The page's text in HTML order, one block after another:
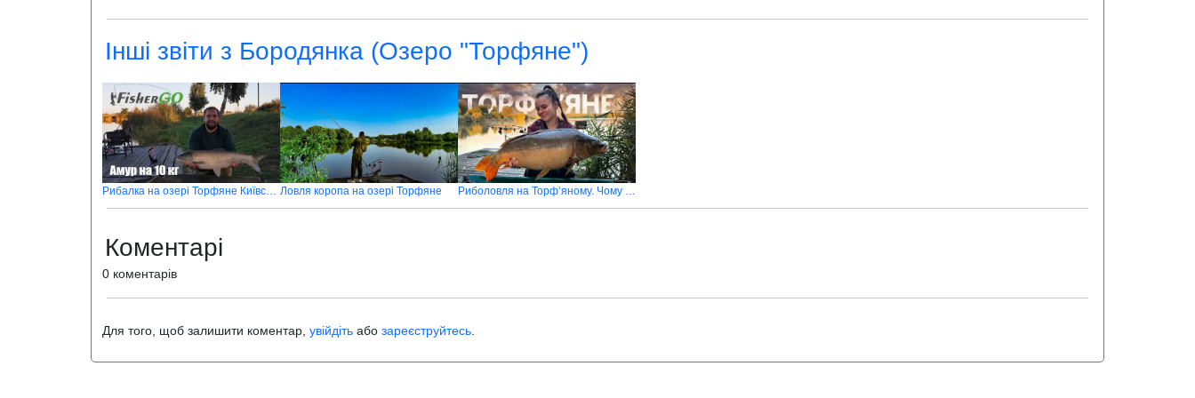
Інші звіти з Бородянка (Озеро "Торфяне")
Рибалка на озері Торфяне Київська області Ловля коропа на озері Торфяне Риболовля на Торф’яному. Чому всі хочуть сюди потрапити
Коментарі
0 коментарів
Для того, щоб залишити коментар, увійдіть або зареєструйтесь